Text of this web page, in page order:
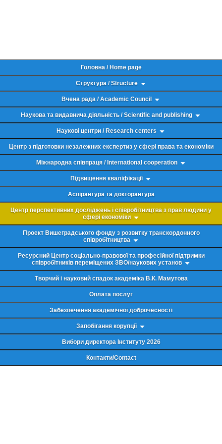
Головна / Home page
Структура / Structure
Вчена рада / Academic Council
Наукова та видавнича діяльність / Scientific and publishing
Наукові центри / Research centers
Центр з підготовки незалежних експертиз у сфері права та економіки
Міжнародна співпраця / International cooperation
Підвищення кваліфікації
Аспірантура та докторантура
Центр перспективних досліджень і співробітництва з прав людини у
сфері економіки
Проект Вишеградського фонду з розвитку транскордонного
співробітництва
Ресурсний Центр соціально-правової та професійної підтримки
співробітників переміщених ЗВО/наукових установ
Творчий і науковий спадок академіка В.К. Мамутова
Оплата послуг
Забезпечення академічної доброчесності
Запобігання корупції
Вибори директора Інституту 2026
Контакти/Contact